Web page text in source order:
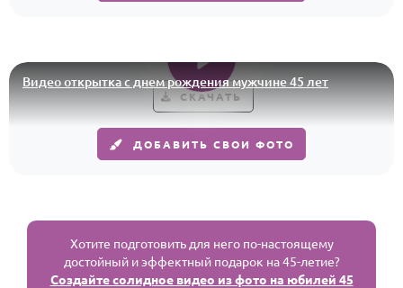
Видео открытка с днем рождения мужчине 45 лет
СКАЧАТЬ
ДОБАВИТЬ СВОИ ФОТО
Хотите подготовить для него по-настоящему
достойный и эффектный подарок на 45-летие?
Создайте солидное видео из фото на юбилей 45